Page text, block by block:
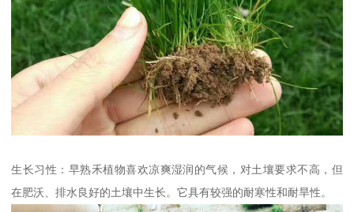
生长习性：早熟禾植物喜欢凉爽湿润的气候，对土壤要求不高，但
在肥沃、排水良好的土壤中生长。它具有较强的耐寒性和耐旱性。